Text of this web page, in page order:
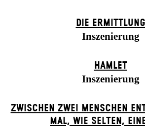
DIE ERMITTLUNG
Inszenierung
HAMLET
Inszenierung
ZWISCHEN ZWEI MENSCHEN
MAL, WIE SELTEN,